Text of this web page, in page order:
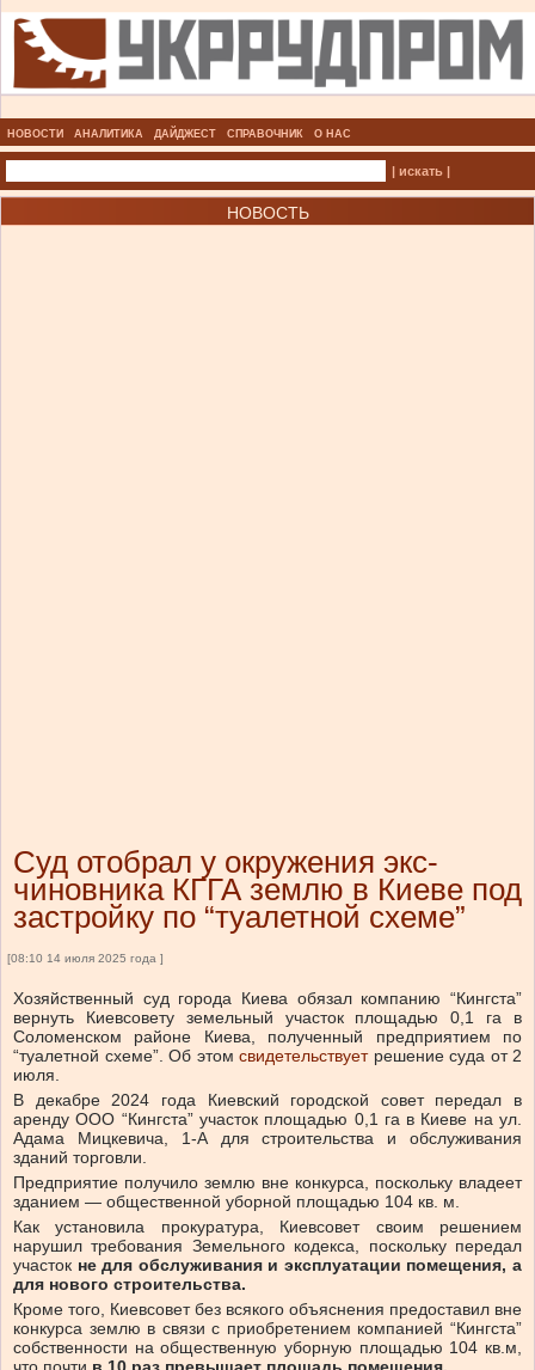
НОВОСТИ АНАЛИТИКА ДАЙДЖЕСТ СПРАВОЧНИК О НАС
| искать |
НОВОСТЬ
Суд отобрал у окружения экс-
чиновника КГГА землю в Киеве под
застройку по “туалетной схеме”
[08:10 14 июля 2025 года ]
Хозяйственный суд города Киева обязал компанию “Кингста”
вернуть Киевсовету земельный участок площадью 0,1 га в
Соломенском районе Киева, полученный предприятием по
“туалетной схеме”. Об этом свидетельствует решение суда от 2
июля.
В декабре 2024 года Киевский городской совет передал в
аренду ООО “Кингста” участок площадью 0,1 га в Киеве на ул.
Адама Мицкевича, 1-А для строительства и обслуживания
зданий торговли.
Предприятие получило землю вне конкурса, поскольку владеет
зданием — общественной уборной площадью 104 кв. м.
Как установила прокуратура, Киевсовет своим решением
нарушил требования Земельного кодекса, поскольку передал
участок не для обслуживания и эксплуатации помещения, а
для нового строительства.
Кроме того, Киевсовет без всякого объяснения предоставил вне
конкурса землю в связи с приобретением компанией “Кингста”
собственности на общественную уборную площадью 104 кв.м,